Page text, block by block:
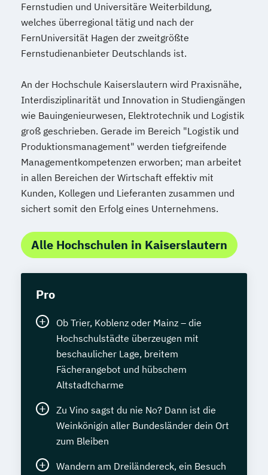
Fernstudien und Universitäre Weiterbildung,
welches überregional tätig und nach der
FernUniversität Hagen der zweitgrößte
Fernstudienanbieter Deutschlands ist.
An der Hochschule Kaiserslautern wird Praxisnähe,
Interdisziplinarität und Innovation in Studiengängen
wie Bauingenieurwesen, Elektrotechnik und Logistik
groß geschrieben. Gerade im Bereich "Logistik und
Produktionsmanagement" werden tiefgreifende
Managementkompetenzen erworben; man arbeitet
in allen Bereichen der Wirtschaft effektiv mit
Kunden, Kollegen und Lieferanten zusammen und
sichert somit den Erfolg eines Unternehmens.
Alle Hochschulen in Kaiserslautern
Pro
Ob Trier, Koblenz oder Mainz – die
Hochschulstädte überzeugen mit
beschaulicher Lage, breitem
Fächerangebot und hübschem
Altstadtcharme
Zu Vino sagst du nie No? Dann ist die
Weinkönigin aller Bundesländer dein Ort
zum Bleiben
Wandern am Dreiländereck, ein Besuch